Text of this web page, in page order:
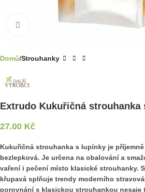
Klikni pro zvětšení
Domů Strouhanky
Extrudo Kukuřičná strouhanka
27.00 Kč
Kukuřičná strouhanka s lupínky je
bezlepková. Je určena na obalování a
vaření i pečení místo klasické strouhanky.
křupavá splňuje trendy moderního
porovnání s klasickou strouhankou nesaje